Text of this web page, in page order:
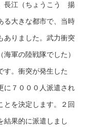
長江（ちょうこう 揚
る大きな都市で、当時
ありました。武力衝突
軍の陸戦隊でした）
す。衝突が発生した
に７０００人派遣され
とを決定します。２回
結果的に派遣しまし